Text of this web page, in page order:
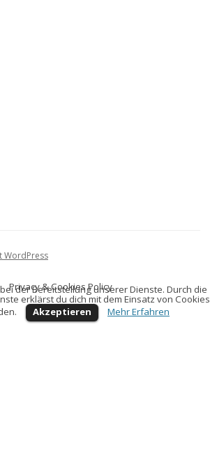
WordPress
der Bereitstellung unserer Dienste. Durch die
erklärst du dich mit dem Einsatz von Cookies
Akzeptieren Mehr Erfahren
Privacy & Cookies Policy